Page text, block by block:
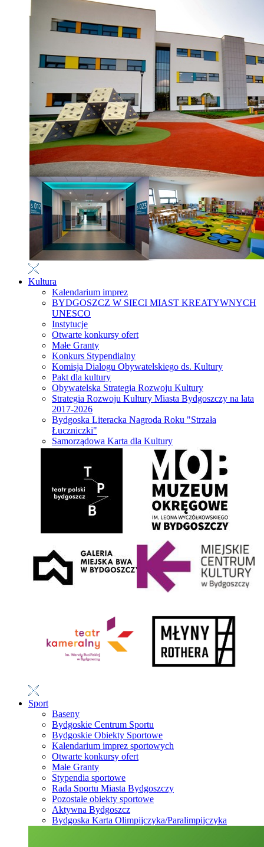
Kultura
Kalendarium imprez
BYDGOSZCZ W SIECI MIAST KREATYWNYCH
UNESCO
Instytucje
Otwarte konkursy ofert
Małe Granty
Konkurs Stypendialny
Komisja Dialogu Obywatelskiego ds. Kultury
Pakt dla kultury
Obywatelska Strategia Rozwoju Kultury
Strategia Rozwoju Kultury Miasta Bydgoszczy na lata
2017-2026
Bydgoska Literacka Nagroda Roku "Strzała
Łuczniczki"
Samorządowa Karta dla Kultury
Sport
Baseny
Bydgoskie Centrum Sportu
Bydgoskie Obiekty Sportowe
Kalendarium imprez sportowych
Otwarte konkursy ofert
Małe Granty
Stypendia sportowe
Rada Sportu Miasta Bydgoszczy
Pozostałe obiekty sportowe
Aktywna Bydgoszcz
Bydgoska Karta Olimpijczyka/Paralimpijczyka